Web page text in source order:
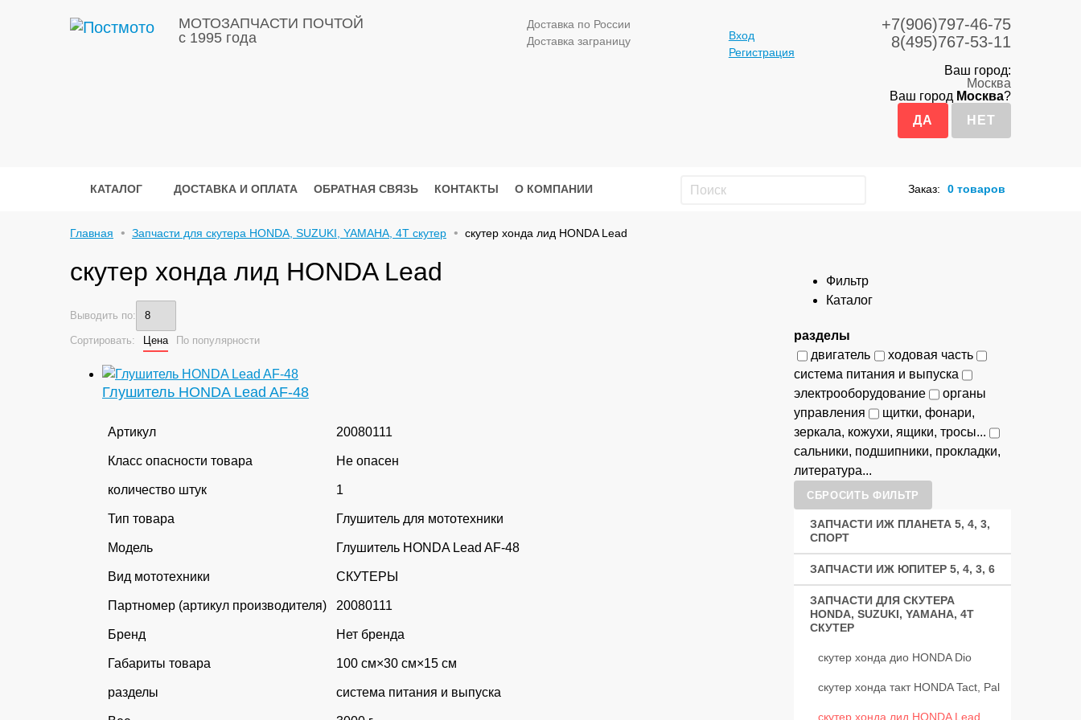
МОТОЗАПЧАСТИ ПОЧТОЙ
с 1995 года
Доставка по России
Доставка заграницу
Вход
Регистрация
+7(906)797-46-75
8(495)767-53-11
Ваш город:
Москва
Ваш город Москва?
КАТАЛОГ ДОСТАВКА И ОПЛАТА ОБРАТНАЯ СВЯЗЬ КОНТАКТЫ О КОМПАНИИ Заказ: 0 товаров
Главная Запчасти для скутера HONDA, SUZUKI, YAMAHA, 4Т скутер скутер хонда лид HONDA Lead
Фильтр
Каталог
разделы
двигатель
ходовая часть
система питания и выпуска
электрооборудование
органы
управления
щитки, фонари,
зеркала, кожухи, ящики, тросы...
сальники, подшипники, прокладки,
литература...
СБРОСИТЬ ФИЛЬТР
ЗАПЧАСТИ ИЖ ПЛАНЕТА 5, 4, 3,
СПОРТ
ЗАПЧАСТИ ИЖ ЮПИТЕР 5, 4, 3, 6
ЗАПЧАСТИ ДЛЯ СКУТЕРА
HONDA, SUZUKI, YAMAHA, 4Т
СКУТЕР
скутер хонда дио HONDA Dio
скутер хонда такт HONDA Tact, Pal
скутер хонда лид HONDA Lead
скутер хонда лид HONDA Lead
Выводить по:
Сортировать: Цена По популярности
Глушитель HONDA Lead AF-48
Артикул 20080111
Класс опасности товара Не опасен
количество штук 1
Тип товара Глушитель для мототехники
Модель Глушитель HONDA Lead AF-48
Вид мототехники СКУТЕРЫ
Партномер (артикул производителя) 20080111
Бренд Нет бренда
Габариты товара 100 см×30 см×15 см
разделы система питания и выпуска